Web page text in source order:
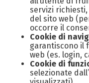
servizi
del sito web
occorre il
Cookie di
garantiscono il
web (es. login,
Cookie di
selezionate